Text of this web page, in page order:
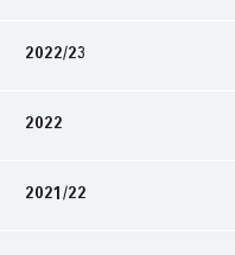
2022/23
2022
2021/22